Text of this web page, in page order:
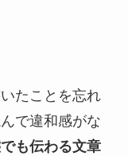
たことを忘れ
で違和感がな
も伝わる文章